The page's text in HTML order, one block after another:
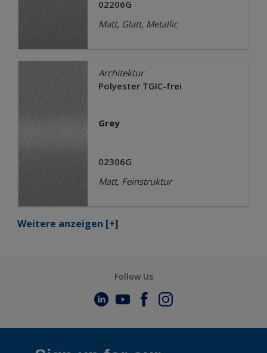
02206G
Matt, Glatt, Metallic
Architektur
Polyester TGIC-frei
Grey
02306G
Matt, Feinstruktur
Weitere anzeigen [+]
Follow Us